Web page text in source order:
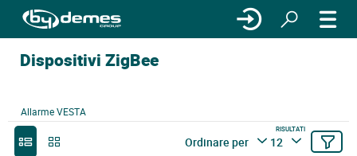
Dispositivi ZigBee
Allarme VESTA
Ordinare per
RISULTATI
12